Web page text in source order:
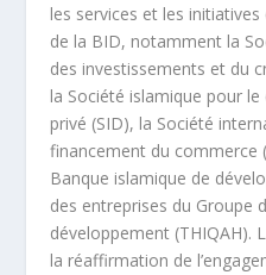
les services et les
de la BID, notamment la
des investissements et du
la Société islamique pour
privé (SID), la Société
financement du commerce
Banque islamique de
des entreprises du Groupe
développement (THIQAH).
la réaffirmation de